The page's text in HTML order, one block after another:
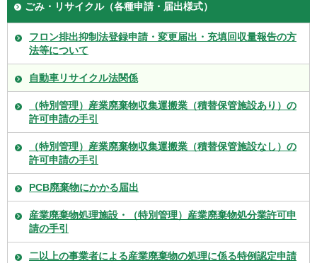
ごみ・リサイクル（各種申請・届出様式）
フロン排出抑制法登録申請・変更届出・充填回収量報告の方
法等について
自動車リサイクル法関係
（特別管理）産業廃棄物収集運搬業（積替保管施設あり）の
許可申請の手引
（特別管理）産業廃棄物収集運搬業（積替保管施設なし）の
許可申請の手引
PCB廃棄物にかかる届出
産業廃棄物処理施設・（特別管理）産業廃棄物処分業許可申
請の手引
二以上の事業者による産業廃棄物の処理に係る特例認定申請